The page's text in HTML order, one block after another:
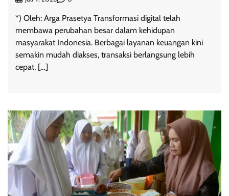
*) Oleh: Arga Prasetya Transformasi digital telah
membawa perubahan besar dalam kehidupan
masyarakat Indonesia. Berbagai layanan keuangan kini
semakin mudah diakses, transaksi berlangsung lebih
cepat, […]